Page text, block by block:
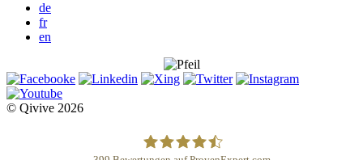
de
fr
en
© Qivive 2026